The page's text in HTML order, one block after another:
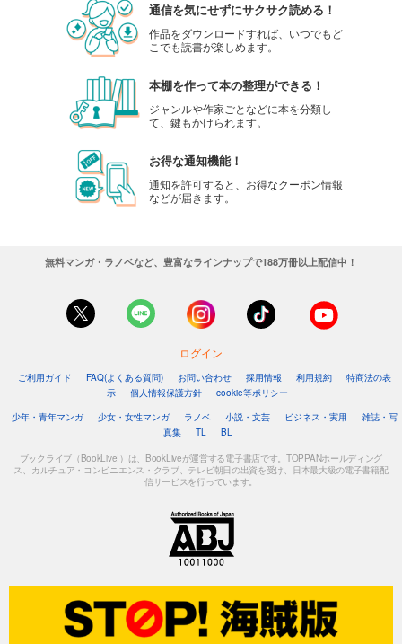
通信を気にせずにサクサク読める！
作品をダウンロードすれば、いつでもど
こでも読書が楽しめます。
本棚を作って本の整理ができる！
ジャンルや作家ごとなどに本を分類し
て、鍵もかけられます。
お得な通知機能！
通知を許可すると、お得なクーポン情報
などが届きます。
無料マンガ・ラノベなど、豊富なラインナップで188万冊以上配信中！
ログイン
ご利用ガイド FAQ(よくある質問) お問い合わせ 採用情報 利用規約
特商法の表
示
個人情報保護方針
cookie等ポリシー
少年・青年マンガ
少女・女性マンガ ラノベ 小説・文芸 ビジネス・実用
雑誌・写
真集
TL BL
ブックライブ（BookLive!）は、BookLiveが運営する電子書店です。TOPPANホールディング
ス、カルチュア・コンビニエンス・クラブ、テレビ朝日の出資を受け、日本最大級の電子書籍配
信サービスを行っています。